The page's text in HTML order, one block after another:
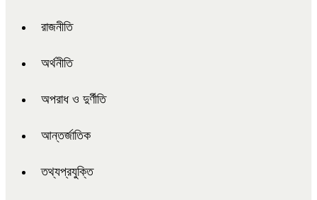
রাজনীতি
অর্থনীতি
অপরাধ ও দুর্ণীতি
আন্তর্জাতিক
তথ্যপ্রযুক্তি